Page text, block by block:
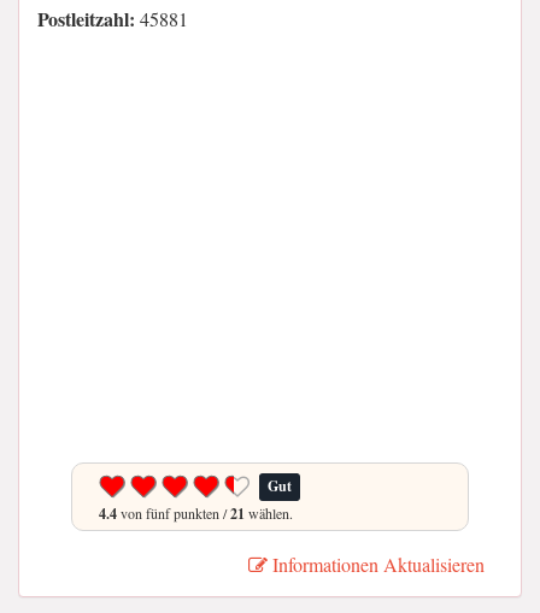
Postleitzahl: 45881
Gut
4.4von fünf punkten /21 wählen.
Informationen Aktualisieren